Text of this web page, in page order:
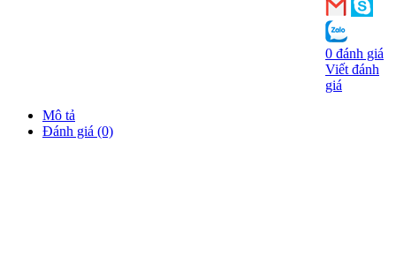
0 đánh giá
Viết đánh
giá
Mô tả
Đánh giá (0)